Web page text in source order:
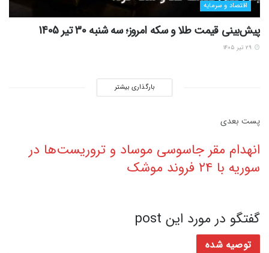
اقتصاد و سرمایه
پیش‌بینی قیمت طلا و سکه امروز؛ سه شنبه 30 تیر 1405
بارگذاری بیشتر
پست‌ بعدی
انهدام مقر جاسوسی موساد و تروریست‌ها در
سوریه با ۲۴ فروند موشک
گفتگو در مورد این post
توصیه شده